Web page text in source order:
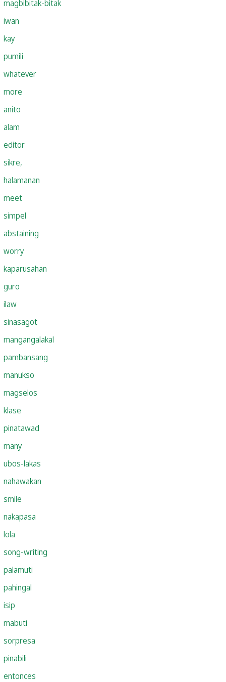
magbibitak-bitak
iwan
kay
pumili
whatever
more
anito
alam
editor
sikre,
halamanan
meet
simpel
abstaining
worry
kaparusahan
guro
ilaw
sinasagot
mangangalakal
pambansang
manukso
magselos
klase
pinatawad
many
ubos-lakas
nahawakan
smile
nakapasa
lola
song-writing
palamuti
pahingal
isip
mabuti
sorpresa
pinabili
entonces